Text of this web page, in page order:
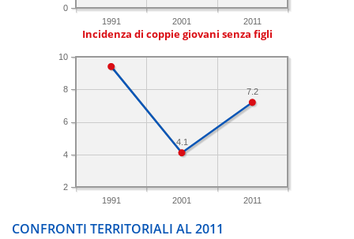
1991 2001 2011
0
Incidenza di coppie giovani senza figli
1991 2001 2011
2
4
6
8
10
7.2
4.1
CONFRONTI TERRITORIALI AL 2011